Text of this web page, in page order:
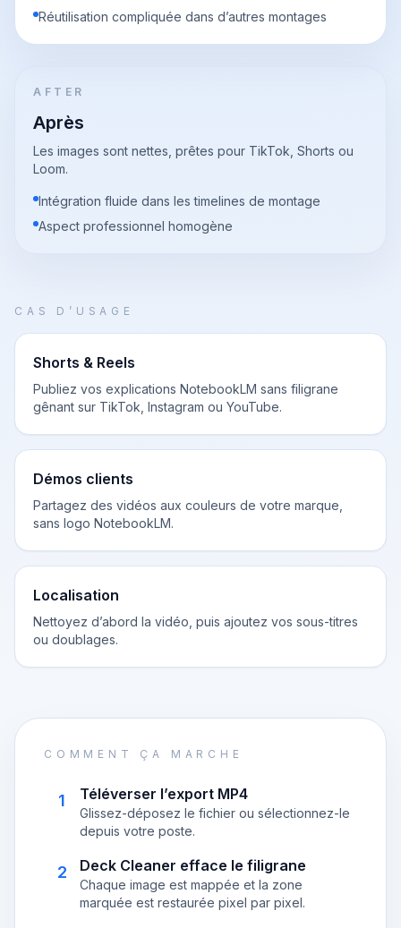
Réutilisation compliquée dans d’autres montages
AFTER
Après
Les images sont nettes, prêtes pour TikTok, Shorts ou
Loom.
Intégration fluide dans les timelines de montage
Aspect professionnel homogène
CAS D’USAGE
Shorts & Reels
Publiez vos explications NotebookLM sans filigrane
gênant sur TikTok, Instagram ou YouTube.
Démos clients
Partagez des vidéos aux couleurs de votre marque,
sans logo NotebookLM.
Localisation
Nettoyez d’abord la vidéo, puis ajoutez vos sous-titres
ou doublages.
COMMENT ÇA MARCHE
1 Téléverser l’export MP4
Glissez-déposez le fichier ou sélectionnez-le
depuis votre poste.
2 Deck Cleaner efface le filigrane
Chaque image est mappée et la zone
marquée est restaurée pixel par pixel.